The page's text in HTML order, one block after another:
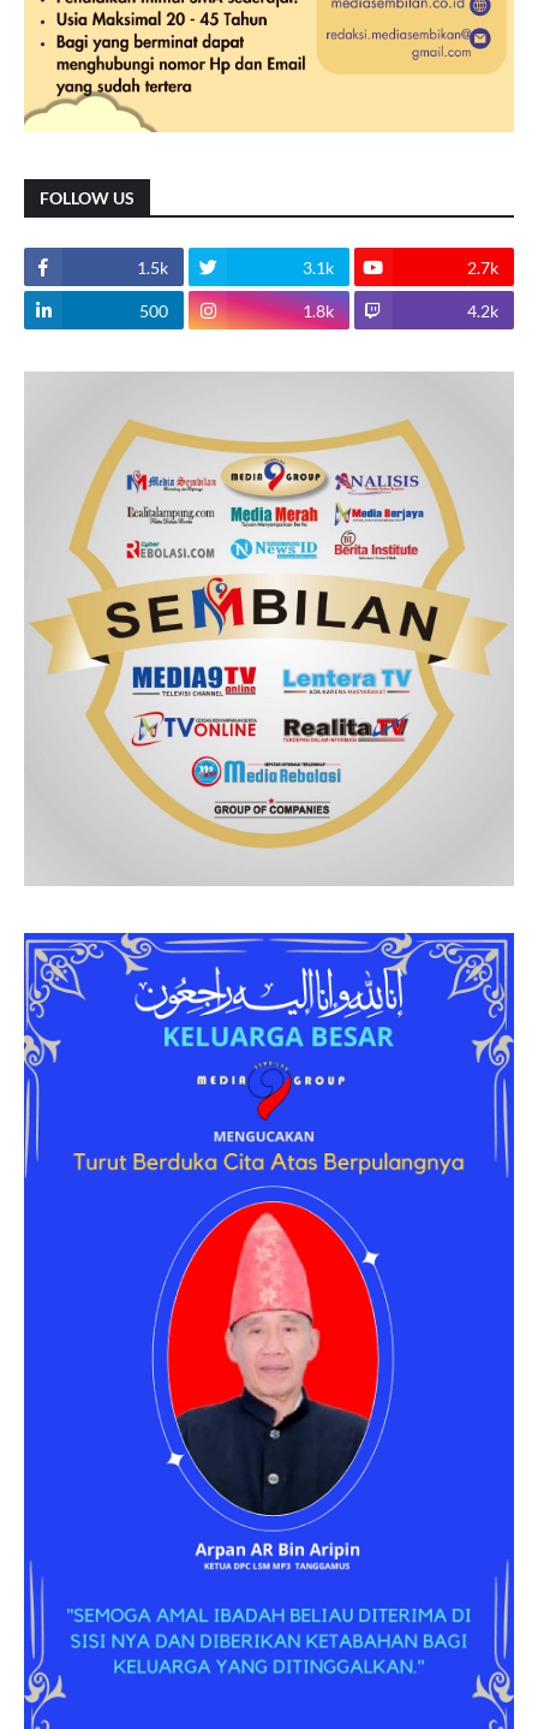
FOLLOW US
1.5k 3.1k 2.7k
500 1.8k 4.2k